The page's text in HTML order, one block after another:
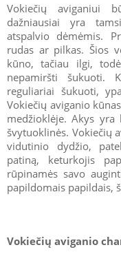
Vokiečių aviganiui
dažniausiai yra
atspalvio dėmėmis.
rudas ar pilkas. Šios
kūno, tačiau ilgi,
nepamiršti šukuoti.
reguliariai šukuoti,
Vokiečių aviganio
medžioklėje. Akys
švytuoklinės. Vokiečių
vidutinio dydžio,
patiną, keturkojis
rūpinamės savo
papildomais papildais,
Vokiečių aviganio